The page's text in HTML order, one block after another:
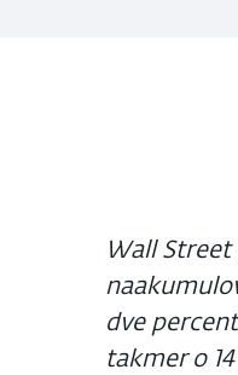
Wall
dve
takmer o